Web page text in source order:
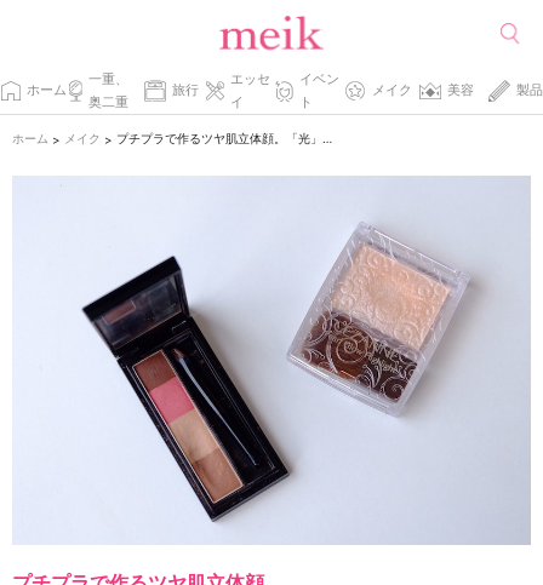
ホーム
一重、
奥二重
旅行
エッセ
イ
イベン
ト
メイク 美容 製品
ホーム > メイク > プチプラで作るツヤ肌立体顔。「光」と「影」を操って3Dフェイスに♡